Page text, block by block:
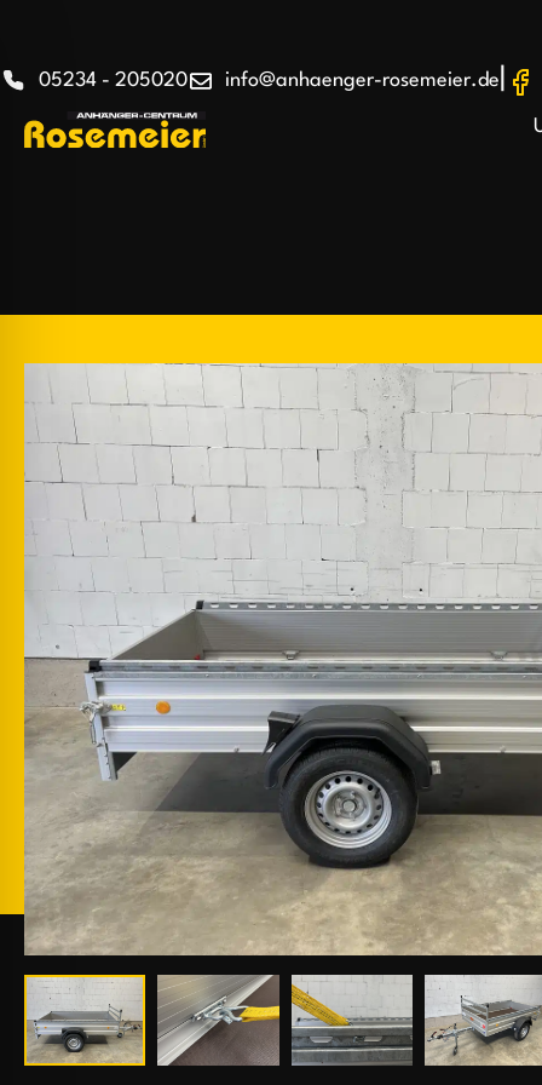
05234 - 205020 info@anhaenger-rosemeier.de